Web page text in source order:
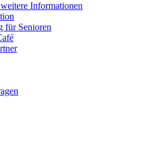
Informationen
für Senioren